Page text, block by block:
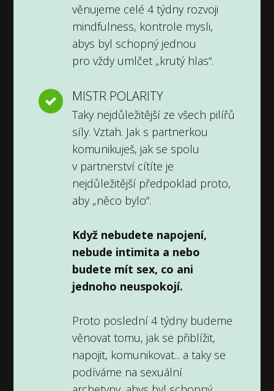
věnujeme celé 4 týdny rozvoji
mindfulness, kontrole mysli,
abys byl schopný jednou
pro vždy umlčet „krutý hlas“.
MISTR POLARITY
Taky nejdůležitější ze všech pilířů
síly. Vztah. Jak s partnerkou
komunikuješ, jak se spolu
v partnerství cítíte je
nejdůležitější předpoklad proto,
aby „něco bylo“.
Když nebudete napojení,
nebude intimita a nebo
budete mít sex, co ani
jednoho neuspokojí.
Proto poslední 4 týdny budeme
věnovat tomu, jak se přiblížit,
napojit, komunikovat... a taky se
podíváme na sexuální